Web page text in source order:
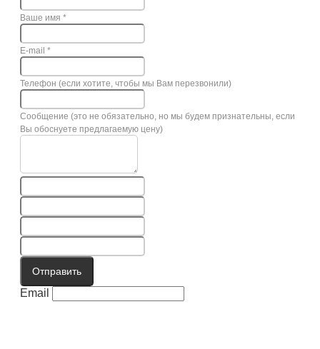
Ваше имя *
E-mail *
Телефон (если хотите, чтобы мы Вам перезвонили)
Сообщение (это не обязательно, но мы будем признательны, если
Вы обоснуете предлагаемую цену)
Отправить
Email